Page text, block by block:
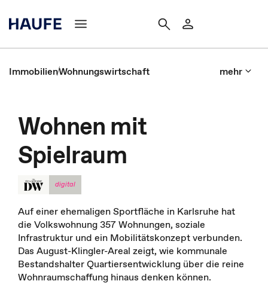
ImmobilienWohnungswirtschaft mehr
Wohnen mit
Spielraum
digital
Auf einer ehemaligen Sportfläche in Karlsruhe hat
die Volkswohnung 357 Wohnungen, soziale
Infrastruktur und ein Mobilitätskonzept verbunden.
Das August-Klingler-Areal zeigt, wie kommunale
Bestandshalter Quartiersentwicklung über die reine
Wohnraumschaffung hinaus denken können.